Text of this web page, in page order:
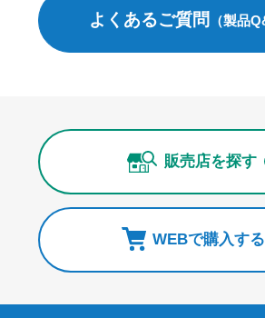
よくあるご質問 （製品
販売店を探す
WEBで購入する